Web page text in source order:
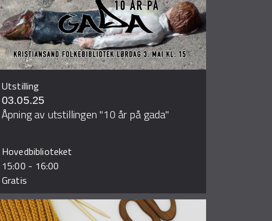
Utstilling
03.05.25
Åpning av utstillingen "10 år på gada"
Hovedbiblioteket
15:00 - 16:00
Gratis